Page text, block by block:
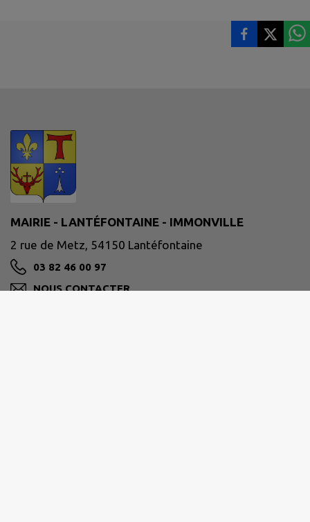
MAIRIE - LANTÉFONTAINE - IMMONVILLE
2 rue de Metz, 54150 Lantéfontaine
03 82 46 00 97
NOUS CONTACTER